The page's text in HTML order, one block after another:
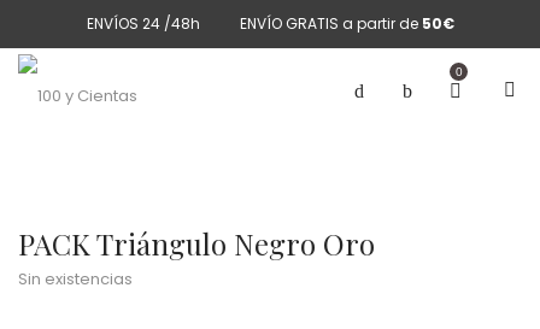
ENVÍOS 24 /48h ENVÍO GRATIS a partir de 50€
0
PACK Triángulo Negro Oro
Sin existencias